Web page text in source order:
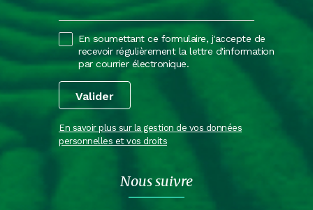
En soumettant ce formulaire, j'accepte de
recevoir régulièrement la lettre d'information
par courrier électronique.
En savoir plus sur la gestion de vos données
personnelles et vos droits
Nous suivre